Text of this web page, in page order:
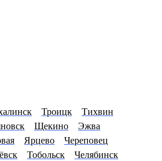
Троицк
Тихвин
Щекино
Эжва
Ярцево
Череповец
Тобольск
Челябинск